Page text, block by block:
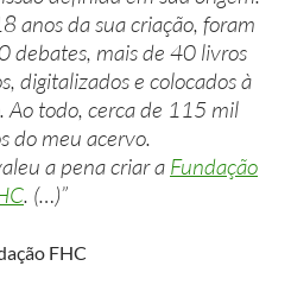
anos da sua criação, foram
debates, mais de 40 livros
digitalizados e colocados à
Ao todo, cerca de 115 mil
do meu acervo.
a pena criar a Fundação
. (…)”
FHC